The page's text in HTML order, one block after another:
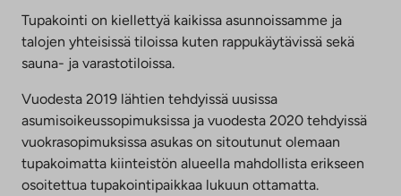
Tupakointi on kiellettyä kaikissa asunnoissamme ja
talojen yhteisissä tiloissa kuten rappukäytävissä sekä
sauna- ja varastotiloissa.
Vuodesta 2019 lähtien tehdyissä uusissa
asumisoikeussopimuksissa ja vuodesta 2020 tehdyissä
vuokrasopimuksissa asukas on sitoutunut olemaan
tupakoimatta kiinteistön alueella mahdollista erikseen
osoitettua tupakointipaikkaa lukuun ottamatta.